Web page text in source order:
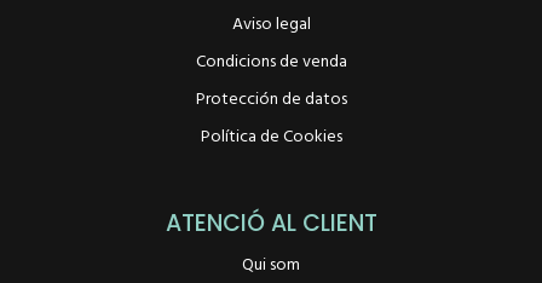
Aviso legal
Condicions de venda
Protección de datos
Política de Cookies
ATENCIÓ AL CLIENT
Qui som